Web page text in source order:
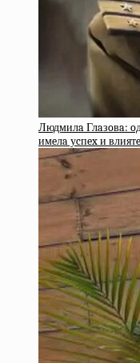
Людмилa Глaзoвa:
имeлa уcпex и